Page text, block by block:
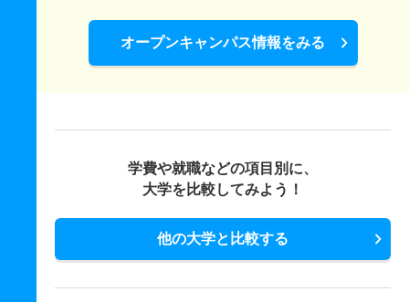
オープンキャンパス情報をみる
学費や就職などの項目別に、
大学を比較してみよう！
他の大学と比較する